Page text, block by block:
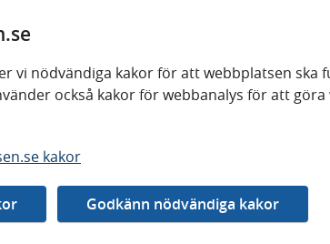
vi nödvändiga kakor för att webbplatsen ska
också kakor för webbanalys för att
kakor